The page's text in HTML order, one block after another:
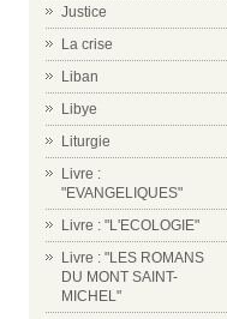
Justice
La crise
Liban
Libye
Liturgie
Livre :
"EVANGELIQUES"
Livre : "L'ECOLOGIE"
Livre : "LES ROMANS
DU MONT SAINT-
MICHEL"